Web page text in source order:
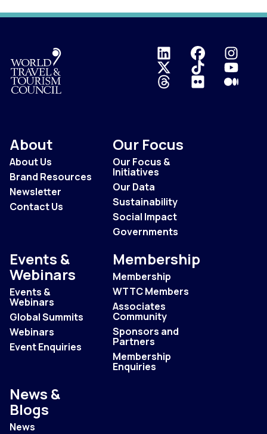
Logo
About
About Us
Brand Resources
Newsletter
Contact Us
Our Focus
Our Focus &
Initiatives
Our Data
Sustainability
Social Impact
Governments
Events &
Webinars
Events &
Webinars
Global Summits
Webinars
Event Enquiries
Membership
Membership
WTTC Members
Associates
Community
Sponsors and
Partners
Membership
Enquiries
News &
Blogs
News